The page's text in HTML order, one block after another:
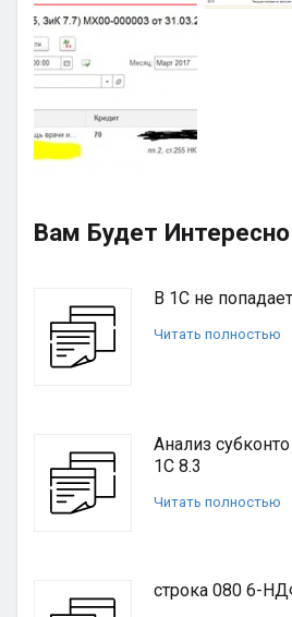
Вам Будет Интересно
В 1С не
Читать полностью
Анализ
1С 8.3
Читать полностью
строка 080 6-